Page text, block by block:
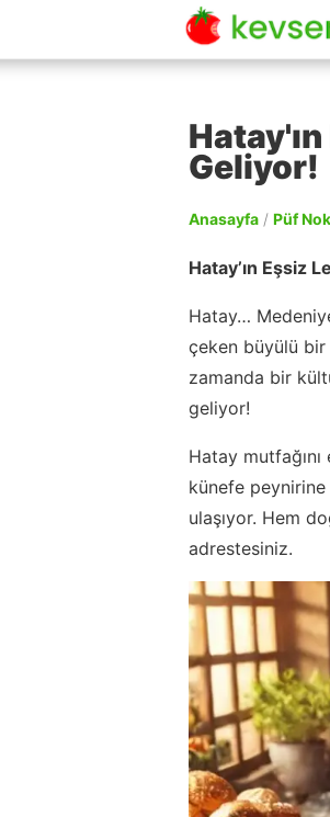
Geliyor!
Anasayfa / Püf
Hatay’ın Eşsiz
Hatay…
çeken büyülü bir
zamanda bir
geliyor!
Hatay
künefe
ulaşıyor. Hem
adrestesiniz.